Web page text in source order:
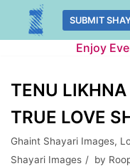
Skip
SUBMIT
Enjoy
TENU LIKHNA
TRUE LOVE
Ghaint Shayari Images,
Shayari Images
by